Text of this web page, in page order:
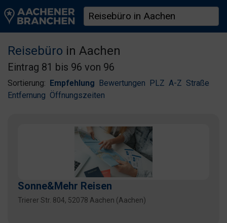
Reisebüro in Aachen
Eintrag 81 bis 96 von 96
Sortierung: Empfehlung Bewertungen PLZ A-Z Straße
Entfernung Öffnungszeiten
Sonne&Mehr Reisen
Trierer Str. 804, 52078 Aachen (Aachen)